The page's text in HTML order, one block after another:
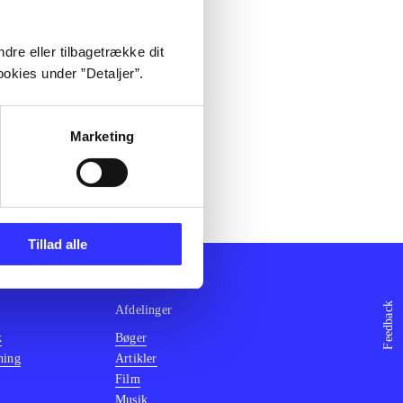
eller tilbagetrække dit
under ”Detaljer”.
Marketing
Tillad alle
Feedback
Afdelinger
Bøger
Artikler
Film
Musik